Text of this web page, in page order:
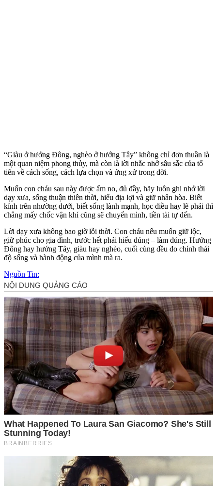
“Giàu ở hướng Đông, nghèo ở hướng Tây” không chỉ đơn thuần là
một quan niệm phong thủy, mà còn là lời nhắc nhở sâu sắc của tổ
tiên về cách sống, cách lựa chọn và ứng xử trong đời.
Muốn con cháu sau này được ấm no, đủ đầy, hãy luôn ghi nhớ lời
dạy xưa, sống thuận thiên thời, hiểu địa lợi và giữ nhân hòa. Biết
kính trên nhường dưới, biết sống lành mạnh, học điều hay lẽ phải thì
chẳng mấy chốc vận khí cũng sẽ chuyển mình, tiền tài tự đến.
Lời dạy xưa không bao giờ lỗi thời. Con cháu nếu muốn giữ lộc,
giữ phúc cho gia đình, trước hết phải hiểu đúng – làm đúng. Hướng
Đông hay hướng Tây, giàu hay nghèo, cuối cùng đều do chính thái
độ sống và hành động của mình mà ra.
Nguồn Tin: